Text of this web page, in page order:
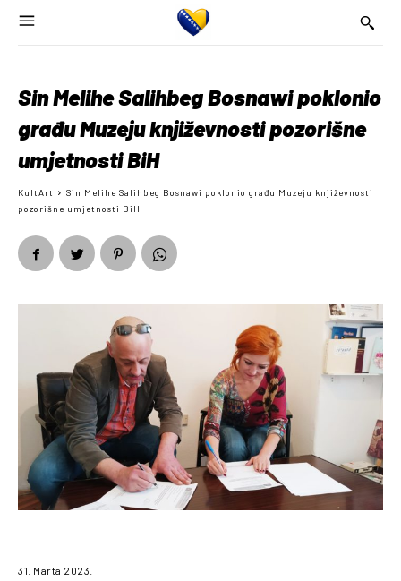
Sin Melihe Salihbeg Bosnawi poklonio
građu Muzeju književnosti pozorišne
umjetnosti BiH
KultArt
Sin Melihe Salihbeg Bosnawi poklonio građu Muzeju književnosti
pozorišne umjetnosti BiH
31. Marta 2023.